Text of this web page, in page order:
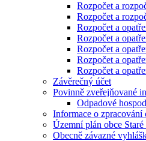
Rozpočet a
Rozpočet a
Rozpočet a
Rozpočet a
Rozpočet a
Rozpočet a
Rozpočet a
Závěrečný účet
Povinně zveřejňované
Odpadové
Informace o zpracování
Územní plán obce
Obecně závazné